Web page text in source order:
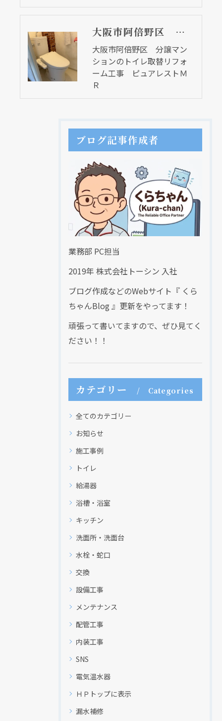
大阪市阿倍野区 分譲マンションのトイレ取替リフォーム工事 ピュアレストＭＲ
大阪市阿倍野区 分譲マン
ションのトイレ取替リフォ
ーム工事 ピュアレストＭ
Ｒ
ブログ記事作成者
業務部 PC担当
2019年 株式会社トーシン 入社
ブログ作成などのWebサイト『 くら
ちゃんBlog 』更新をやってます！
頑張って書いてますので、ぜひ見てく
ださい！！
カテゴリー Categories
全てのカテゴリー
お知らせ
施工事例
トイレ
給湯器
浴槽・浴室
キッチン
洗面所・洗面台
水栓・蛇口
交換
設備工事
メンテナンス
配管工事
内装工事
SNS
電気温水器
ＨＰトップに表示
漏水補修
現在、新聞に入っている折込チラシです。
現在、新聞に入っている折込チラシです。